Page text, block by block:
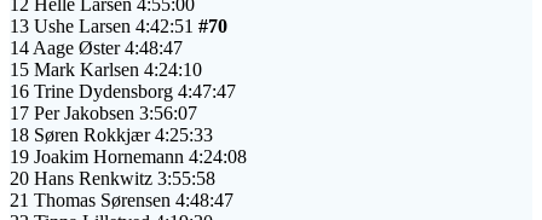
12 Helle Larsen 4:55:00
13 Ushe Larsen 4:42:51 #70
14 Aage Øster 4:48:47
15 Mark Karlsen 4:24:10
16 Trine Dydensborg 4:47:47
17 Per Jakobsen 3:56:07
18 Søren Rokkjær 4:25:33
19 Joakim Hornemann 4:24:08
20 Hans Renkwitz 3:55:58
21 Thomas Sørensen 4:48:47